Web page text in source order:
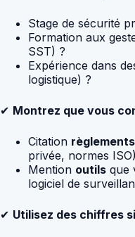
Stage de sécurité
Formation aux
SST) ?
Expérience dans
logistique) ?
✔ Montrez que vous
Citation règlements
privée, normes
Mention outils que
logiciel de
✔ Utilisez des chiffres